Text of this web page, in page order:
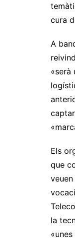
cura
A
«serà
Els
que
la